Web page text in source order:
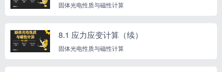
固体光电性质与磁性计算
8.1 应力应变计算（续）
固体光电性质与磁性计算